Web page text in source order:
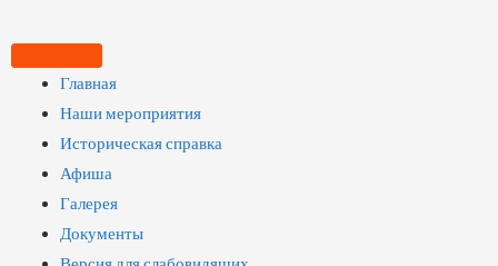
Главная
Наши мероприятия
Историческая справка
Афиша
Галерея
Документы